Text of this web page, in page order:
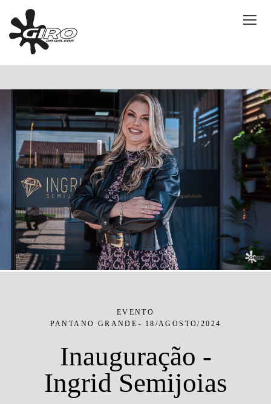
EVENTO
PANTANO GRANDE
18/AGOSTO/2024
Inauguração -
Ingrid Semijoias